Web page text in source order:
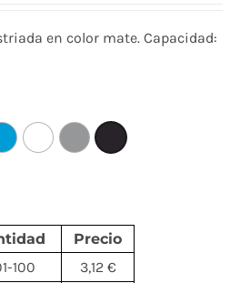
en color mate. Capacidad:
Precio
100
3,12 €